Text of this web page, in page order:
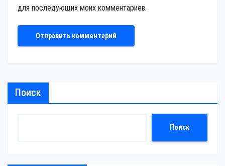
для последующих моих комментариев.
Поиск
Поиск